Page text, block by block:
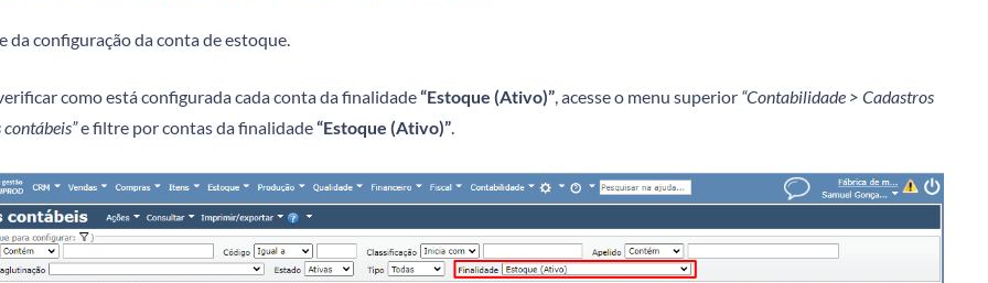
da configuração da conta de estoque.
como está configurada cada conta da finalidade“Estoque (Ativo)”, acesse o menu superior “Contabilidade > Cadastros
e filtre por contas da finalidade“Estoque (Ativo)”.